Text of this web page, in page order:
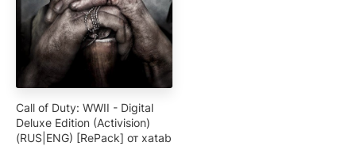
Call of Duty: WWII - Digital
Deluxe Edition (Activision)
(RUS|ENG) [RePack] от xatab